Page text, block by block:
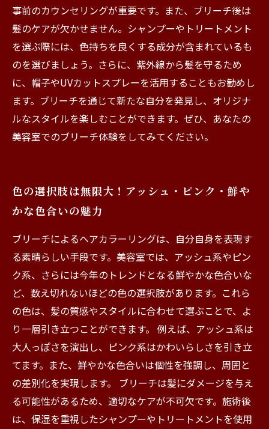
事前のカウンセリングが重要です。また、ブリーチ後は
髪のケアが欠かせません。シャンプーやトリートメント
を選ぶ際には、色持ちを良くする成分が含まれているも
のを選びましょう。さらに、紫外線から髪を守るため
に、帽子やUVカットスプレーを活用することもお勧めし
ます。ブリーチを通じて新たな自分を発見し、オリジナ
ルなスタイルを楽しむことができます。ぜひ、あなたの
美容室でのブリーチ体験をしてみてください。
色の選択肢は無限大！アッシュ・ピンク・鮮や
かな色合いの魅力
ブリーチによるヘアカラーリングは、自分自身を表現す
る素晴らしい手段です。美容室では、アッシュ系やピン
ク系、さらには今年のトレンドとなる鮮やかな色合いな
ど、数え切れないほどの色の選択肢があります。これら
の色は、髪の質感やスタイルに合わせて選ぶことで、よ
り一層引き立つことができます。 例えば、アッシュ系は
大人っぽさを演出し、ピンク系はかわいらしさを引き立
てます。また、鮮やかな色合いは個性を強調し、周囲と
の差別化を実現します。 ブリーチは髪にダメージを与え
る可能性があるため、適切なケアが不可欠です。施術後
は、保湿を重視したシャンプーやトリートメントを使用